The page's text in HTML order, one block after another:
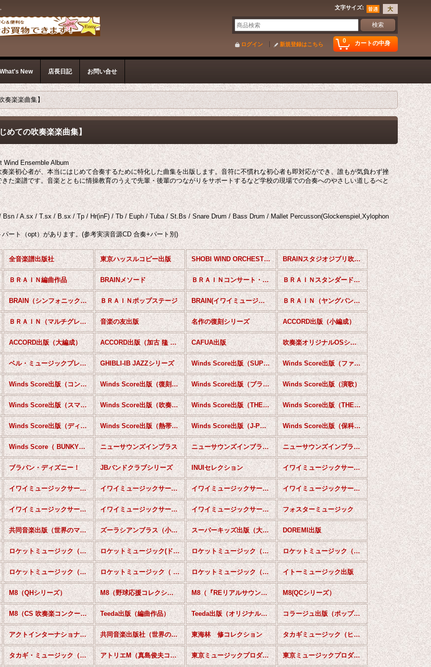
文字サイズ:
0 カートの中身
ログイン 新規登録はこちら
What's New 店長日記 お問い合せ
奏楽楽曲集】
めての吹奏楽楽曲集】
Wind Ensemble Album
楽初心者が、本当にはじめて合奏するために特化した曲集を出版します。音符に不慣れな初心者も即対応ができ、誰もが気負わず挫
た楽譜です。音楽とともに情操教育のうえで先輩・後輩のつながりをサポートするなど学校の現場での合奏へのやさしい道しるべと
/ A.sx / T.sx / B.sx / Tp / Hr(inF) / Tb / Euph / Tuba / St.Bs / Snare Drum / Bass Drum / Mallet Percusson(Glockenspiel,Xylophon
ート（opt）があります。(参考実演音源CD 合奏+パート別)
全音楽譜出版社 東京ハッスルコピー出版 SHOBI WIND ORCHESTRA POPS SELECTION BRAINスタジオジブリ吹奏楽作品集
ＢＲＡＩＮ編曲作品 BRAINメソード ＢＲＡＩＮコンサート・レパートリー・コレクション ＢＲＡＩＮスタンダードブラスシリーズ
BRAIN（シンフォニックジャズ＆ポップスシリーズ） ＢＲＡＩＮポップステージ BRAIN(イワイミュージック） ＢＲＡＩＮ（ヤングバンドシリーズ）
ＢＲＡＩＮ（マルチグレードシリーズ） 音楽の友出版 名作の復刻シリーズ ACCORD出版（小編成）
ACCORD出版（大編成） ACCORD出版（加古 隆 作品コレクション） CAFUA出版 吹奏楽オリジナルOSシリーズ
ベル・ミュージックプレス出版 GHIBLI-IB JAZZシリーズ Winds Score出版（SUPER SOUND COLLECTION） Winds Score出版（ファンファーレ集シリーズ）
Winds Score出版（コンクールピース） Winds Score出版（復刻シリーズ） Winds Score出版（ブラスロック） Winds Score出版（演歌）
Winds Score出版（スマートスコア） Winds Score出版（吹奏楽メドレー） Winds Score出版（THE 刑事シリーズ） Winds Score出版（THE テーマシリーズ）
Winds Score出版（ディズニー） Winds Score出版（熱帯ジャズ楽団シリーズ） Winds Score出版（J-POP甲子園） Winds Score出版（保科洋ミュージックライブラリー）
Winds Score（ BUNKYO SIENA POPS） ニューサウンズインブラス ニューサウンズインブラス （スペシャル） ニューサウンズインブラス（復刻版）
ブラバン・ディズニー！ JBバンドクラブシリーズ INUIセレクション イワイミュージックサービス（ポピュラー）
イワイミュージックサービス（流行歌） イワイミュージックサービス（マーチ） イワイミュージックサービス（日本物） イワイミュージックサービス（世界の民謡）
イワイミュージックサービス（ポップ クラシック） イワイミュージックサービス（童謡・唱歌） イワイミュージックサービス（BRNコレクション） フォスターミュージック
共同音楽出版（世界のマーチ名曲選） ズーラシアンブラス（小編成） スーパーキッズ出版（大編成） DOREMI出版
ロケットミュージック（ももいろクローバーZシリーズ） ロケットミュージック(ドラゴンクエストシリーズ） ロケットミュージック（吹奏楽オリジナル） ロケットミュージック（究極の吹奏楽〜小編成）
ロケットミュージック（ポップステージ） ロケットミュージック（ 究極の吹奏楽〜FUNKY植田薫&武商吹部 編） ロケットミュージック（クラシックアレンジ） イトーミュージック出版
M8（QHシリーズ） M8（野球応援コレクション） M8（『REリアルサウンドシリーズ） M8(QCシリーズ）
M8（CS 吹奏楽コンクール セレクションシリーズ） Teeda出版（編曲作品） Teeda出版（オリジナル作品） コラージュ出版（ポップス）
アクトインターナショナル出版 共同音楽出版社（世界の吹奏楽名曲選） 東海林 修コレクション タカギミュージック（ヒットソング）
タカギ・ミュージック（外国民謡等 演奏用） アトリエM（真島俊夫コレクション） 東京ミュージックプロダクション(コンサートシリーズ） 東京ミュージックプロダクション(コンクールシリーズ）